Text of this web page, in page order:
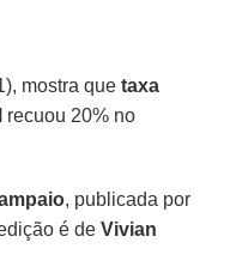
mostra quetaxa
recuou 20% no
, publicada por
é deVivian